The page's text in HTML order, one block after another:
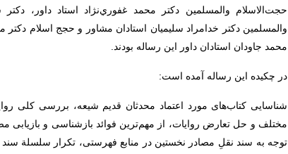
حجت‌الاسلام والمسلمين دکتر محمد غفوري‌نژاد استاد داور،
والمسلمین دکتر خدامراد سلیمیان استادان مشاور و حجج اسلام
محمد جاودان استادان داور این رساله بودند.
در چکیده این رساله آمده است:‌
شناسایی کتاب‌های مورد اعتماد محدثان قدیم شیعه، بررسی کلی
مختلف و حل تعارض روایات، از مهم‌ترین فوائد بازشناسی و بازیابی
توجه به سند نقلِ مصادر نخستین در منابع فهرستی، تكرار سلسلة